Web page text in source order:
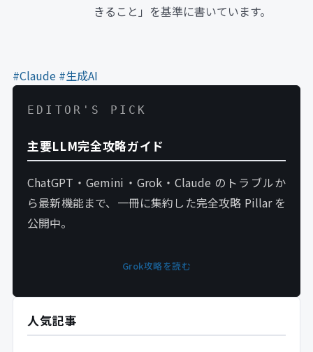
きること」を基準に書いています。
#Claude #生成AI
EDITOR'S PICK
主要LLM完全攻略ガイド
ChatGPT・Gemini・Grok・Claude のトラブルか
ら最新機能まで、一冊に集約した完全攻略 Pillar を
公開中。
Grok攻略を読む
人気記事